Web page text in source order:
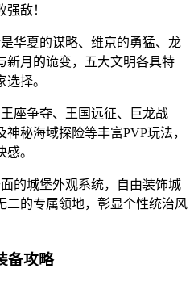
敌！
华夏的谋略、维京的勇猛、龙
新月的诡变，五大文明各具特
择。
座争夺、王国远征、巨龙战
秘海域探险等丰富PVP玩法，
。
的城堡外观系统，自由装饰城
二的专属领地，彰显个性统治风
备攻略